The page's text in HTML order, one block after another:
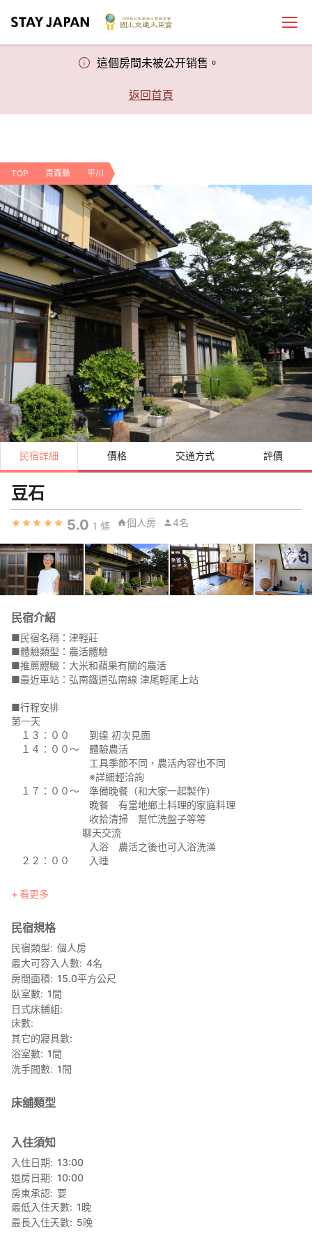
這個房間未被公开销售。
返回首頁
TOP 青森縣 平川
民宿詳細 價格 交通方式 評價
豆石
5.0 1 條 個人房 4名
民宿介紹
■民宿名稱：津輕莊
■體驗類型：農活體驗
■推薦體驗：大米和蘋果有關的農活
■最近車站：弘南鐵道弘南線 津尾輕尾上站
■行程安排
第一天
１３：００ 到達 初次見面
１４：００～ 體驗農活
工具季節不同，農活內容也不同
※詳細輕洽詢
１７：００～ 準備晚餐（和大家一起製作）
晚餐 有當地鄉土料理的家庭料理
收拾清掃 幫忙洗盤子等等
聊天交流
入浴 農活之後也可入浴洗澡
２２：００ 入睡
２日目
７：００～ 起床
９：００ 出發「HEBANA～」（告別的詞語）。
■您需要自己準備
方便做農活的服裝，運動鞋，毛巾，雨具，洗漱用品，睡衣等。
健康保險証，您自身的必需品（藥品）
■各個注意事項
根據旅館業的法律，晚餐為共同製作，請事先知悉。
禁止吸菸者躺著吸菸。
＊＊＊＊＊＊＊＊＊＊＊＊＊＊＊＊＊＊＊＊＊＊＊
＊＊＊＊＊＊＊＊＊＊＊＊＊＊＊＊＊＊＊＊＊＊＊
看更多
民宿規格
民宿類型
個人房
最大可容入人數 4名
房間面積 15.0平方公尺
臥室數 1間
日式床鋪組
床數
其它的寢具數
浴室數 1間
洗手間數 1間
床舖類型
入住須知
入住日期
13:00
退房日期
10:00
房東承認
要
最低入住天數 1晚
最長入住天數
5晚